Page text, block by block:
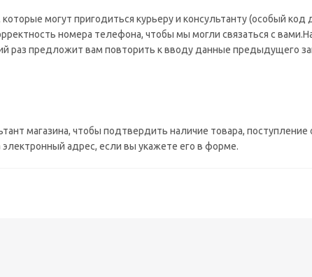
могут пригодиться курьеру и консультанту (особый
номера телефона, чтобы мы могли связаться с
раз предложит вам повторить к вводу данные предыдущего
магазина, чтобы подтвердить наличие товара,
адрес, если вы укажете его в форме.